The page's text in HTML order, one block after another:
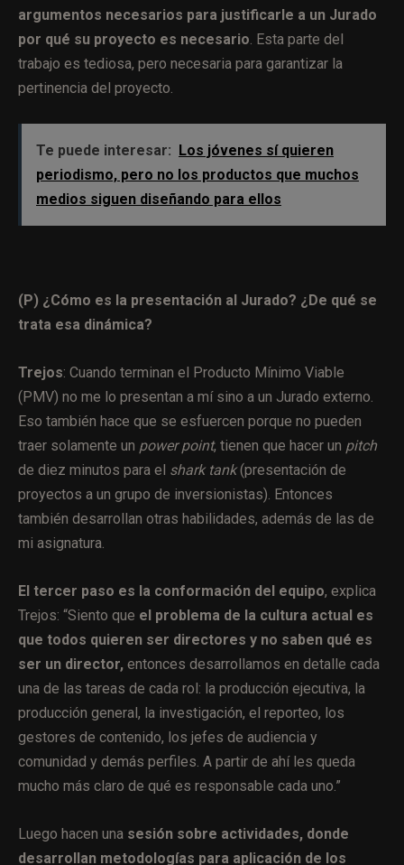
argumentos necesarios para justificarle a un Jurado
por qué su proyecto es necesario . Esta parte del
trabajo es tediosa, pero necesaria para garantizar la
pertinencia del proyecto.
Te puede interesar: Los jóvenes sí quieren
periodismo, pero no los productos que muchos
medios siguen diseñando para ellos
(P) ¿Cómo es la presentación al Jurado? ¿De qué se
trata esa dinámica?
Trejos: Cuando terminan el Producto Mínimo Viable
(PMV) no me lo presentan a mí sino a un Jurado externo.
Eso también hace que se esfuercen porque no pueden
traer solamente un power point, tienen que hacer un pitch
de diez minutos para el shark tank(presentación de
proyectos a un grupo de inversionistas). Entonces
también desarrollan otras habilidades, además de las de
mi asignatura.
El tercer paso es la conformación del equipo, explica
Trejos: “Siento que el problema de la cultura actual es
que todos quieren ser directores y no saben qué es
ser un director, entonces desarrollamos en detalle cada
una de las tareas de cada rol: la producción ejecutiva, la
producción general, la investigación, el reporteo, los
gestores de contenido, los jefes de audiencia y
comunidad y demás perfiles. A partir de ahí les queda
mucho más claro de qué es responsable cada uno.”
Luego hacen una sesión sobre actividades, donde
desarrollan metodologías para aplicación de los